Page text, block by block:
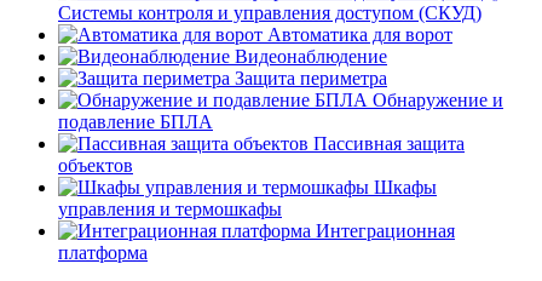
Системы контроля и управления доступом (СКУД)
Автоматика для ворот
Видеонаблюдение
Защита периметра
Обнаружение и
подавление БПЛА
Пассивная защита
объектов
Шкафы
управления и термошкафы
Интеграционная
платформа